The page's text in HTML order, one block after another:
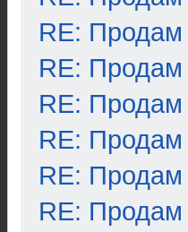
RE:
RE:
RE:
RE:
RE:
RE: